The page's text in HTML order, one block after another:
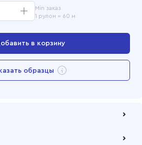
150 см, 83Ф Фисташка
150 см, 0160 Лен
Min заказ
1 рулон = 60 м
в корзину
Перейти в корзину
образцы